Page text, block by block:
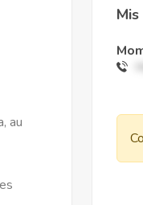
au